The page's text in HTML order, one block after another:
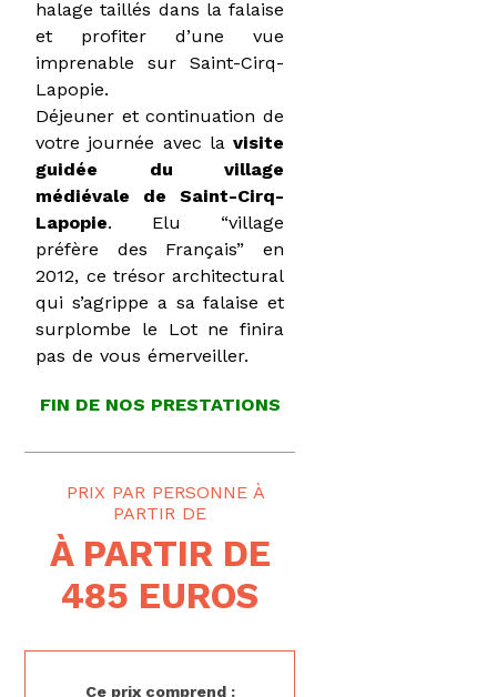
halage taillés dans la falaise
et profiter d’une vue
imprenable sur Saint-Cirq-
Lapopie.
Déjeuner et continuation de
votre journée avec lavisite
guidée du village
médiévale de Saint-Cirq-
Lapopie. Elu “village
préfère des Français” en
2012, ce trésor architectural
qui s’agrippe a sa falaise et
surplombe le Lot ne finira
pas de vous émerveiller.
FIN DE NOS PRESTATIONS
PRIX PAR PERSONNE
À PARTIR DE
485 EUROS
Ce prix comprend :